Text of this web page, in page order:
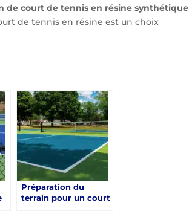
de court de tennis en résine synthétique
de tennis en résine est un choix
Préparation du
terrain pour un court